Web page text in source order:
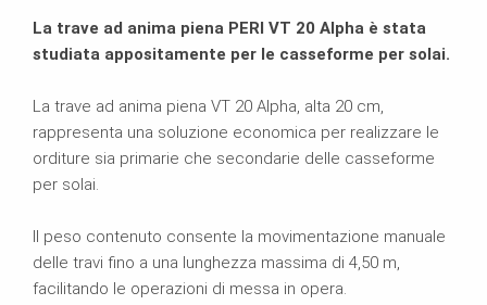
La trave ad anima piena PERI VT 20 Alpha è stata
studiata appositamente per le casseforme per solai.
La trave ad anima piena VT 20 Alpha, alta 20 cm,
rappresenta una soluzione economica per realizzare le
orditure sia primarie che secondarie delle casseforme
per solai.
Il peso contenuto consente la movimentazione manuale
delle travi fino a una lunghezza massima di 4,50 m,
facilitando le operazioni di messa in opera.